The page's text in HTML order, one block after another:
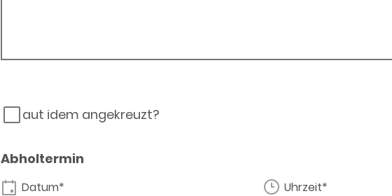
aut idem angekreuzt?
Abholtermin
Datum* Uhrzeit*